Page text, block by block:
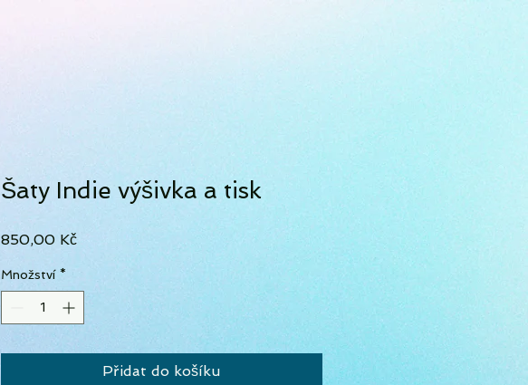
Šaty Indie výšivka a tisk
850,00 KčCena
Množství *
Přidat do košíku